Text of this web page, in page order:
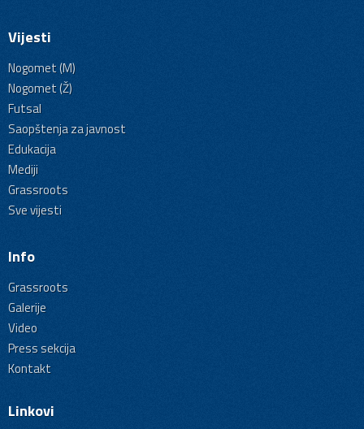
Vijesti
Nogomet (M)
Nogomet (Ž)
Futsal
Saopštenja za javnost
Edukacija
Mediji
Grassroots
Sve vijesti
Info
Grassroots
Galerije
Video
Press sekcija
Kontakt
Linkovi